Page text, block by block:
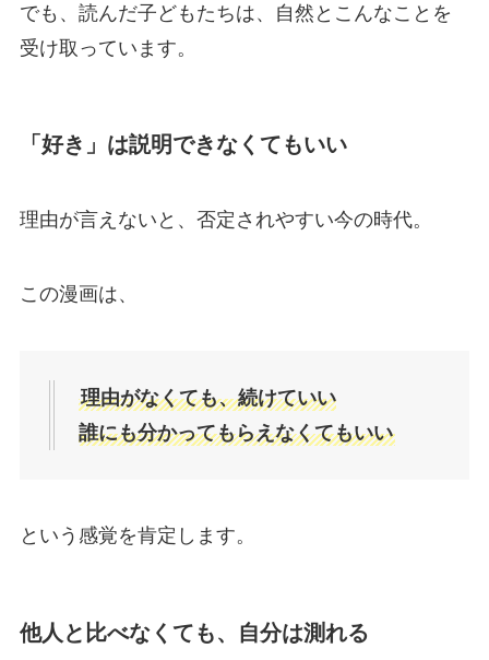
でも、読んだ子どもたちは、自然とこんなことを
受け取っています。
「好き」は説明できなくてもいい
理由が言えないと、否定されやすい今の時代。
この漫画は、
理由がなくても、続けていい
誰にも分かってもらえなくてもいい
という感覚を肯定します。
他人と比べなくても、自分は測れる